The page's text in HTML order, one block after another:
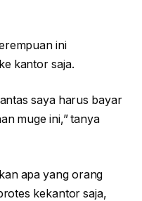
ini
kantor saja.
saya harus bayar
muge ini,” tanya
apa yang orang
kekantor saja,